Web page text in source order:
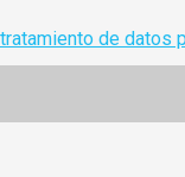
de datos